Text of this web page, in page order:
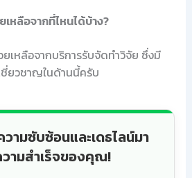
หลือจากที่ไหนได้บ้าง?
เหลือจากบริการรับจัดทำวิจัย ซึ่งมี
ชี่ยวชาญในด้านนี้ครับ
ามซับซ้อนและเดธไลน์มา
ามสำเร็จของคุณ!